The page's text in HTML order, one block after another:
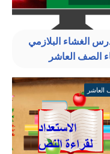
الغشاء البلازمي
الصف العاشر
العاشر